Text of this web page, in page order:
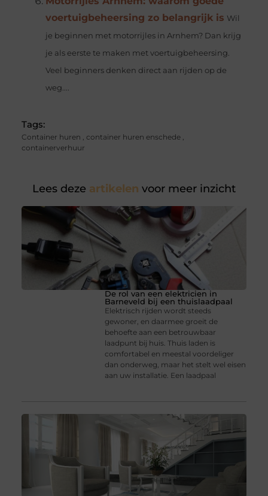
voertuigbeheersing zo belangrijk is Wil
je beginnen met motorrijles in Arnhem? Dan krijg
je als eerste te maken met voertuigbeheersing.
Veel beginners denken direct aan rijden op de
weg....
Tags:
Container huren , container huren enschede,
containerverhuur
Lees deze artikelen voor meer inzicht
De rol van een elektricien in
Barneveld bij een thuislaadpaal
Elektrisch rijden wordt steeds
gewoner, en daarmee groeit de
behoefte aan een betrouwbaar
laadpunt bij huis. Thuis laden is
comfortabel en meestal voordeliger
dan onderweg, maar het stelt wel eisen
aan uw installatie. Een laadpaal